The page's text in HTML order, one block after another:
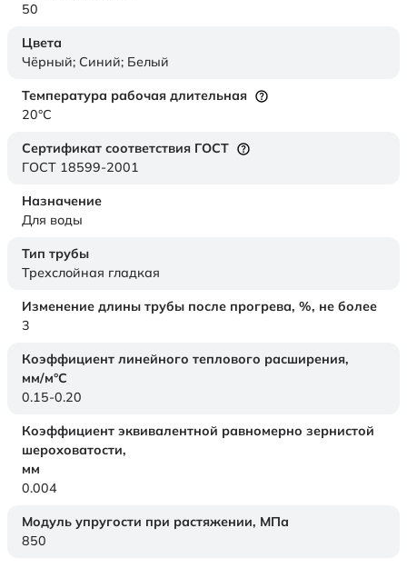
50
Цвета
Чёрный; Синий; Белый
Температура рабочая длительная
20°C
Сертификат соответствия ГОСТ
ГОСТ 18599-2001
Назначение
Для воды
Тип трубы
Трехслойная гладкая
Изменение длины трубы после прогрева, %, не более
3
Коэффициент линейного теплового расширения,
мм/м°С
0.15-0.20
Коэффициент эквивалентной равномерно зернистой
шероховатости,
мм
0.004
Модуль упругости при растяжении, МПа
850